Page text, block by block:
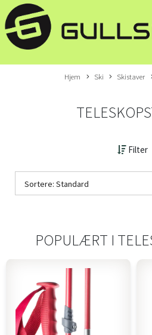
Hjem Ski Skistaver
Filter
Sortere: Standard
POPULÆRT I